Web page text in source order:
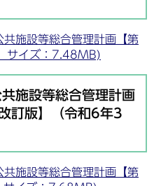
共施設等総合管理計画【第
サイズ：7.48MB)
施設等総合管理計画
訂版】（令和6年3
共施設等総合管理計画【第